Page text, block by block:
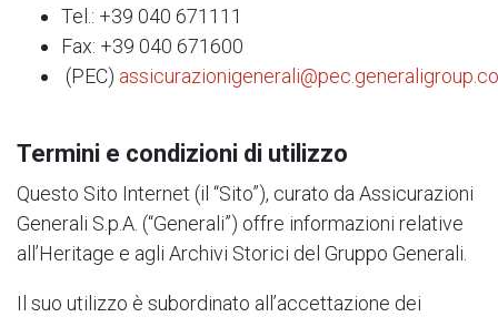
Tel.: +39 040 671111
Fax: +39 040 671600
(PEC)
Termini e condizioni di utilizzo
Questo Sito Internet (il “Sito”), curato da Assicurazioni
Generali S.p.A. (“Generali”) offre informazioni relative
all’Heritage e agli Archivi Storici del Gruppo Generali.
Il suo utilizzo è subordinato all’accettazione dei